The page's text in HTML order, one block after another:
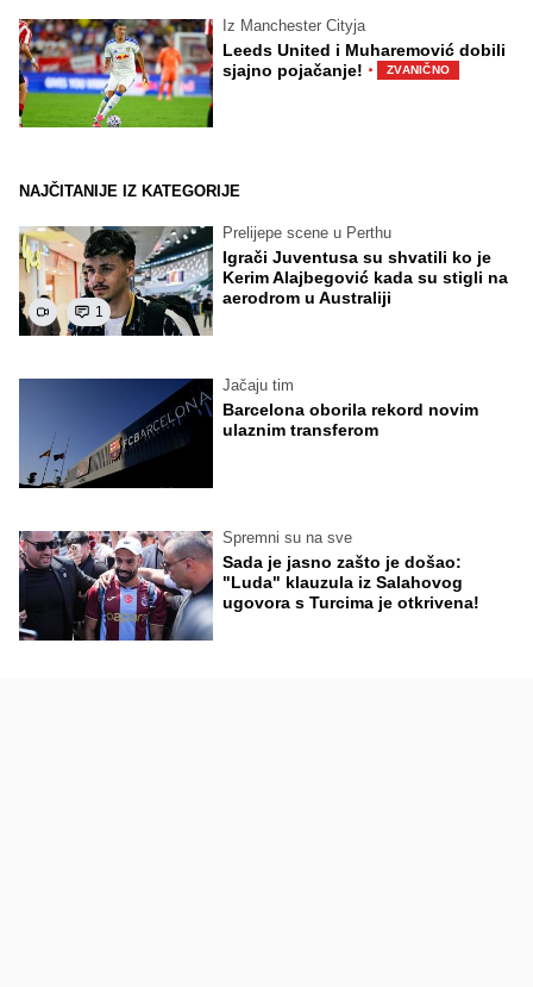
Iz Manchester Cityja
Leeds United i Muharemović dobili
sjajno pojačanje! · ZVANIČNO
NAJČITANIJE IZ KATEGORIJE
1
Prelijepe scene u Perthu
Igrači Juventusa su shvatili ko je
Kerim Alajbegović kada su stigli na
aerodrom u Australiji
Jačaju tim
Barcelona oborila rekord novim
ulaznim transferom
Spremni su na sve
Sada je jasno zašto je došao:
"Luda" klauzula iz Salahovog
ugovora s Turcima je otkrivena!